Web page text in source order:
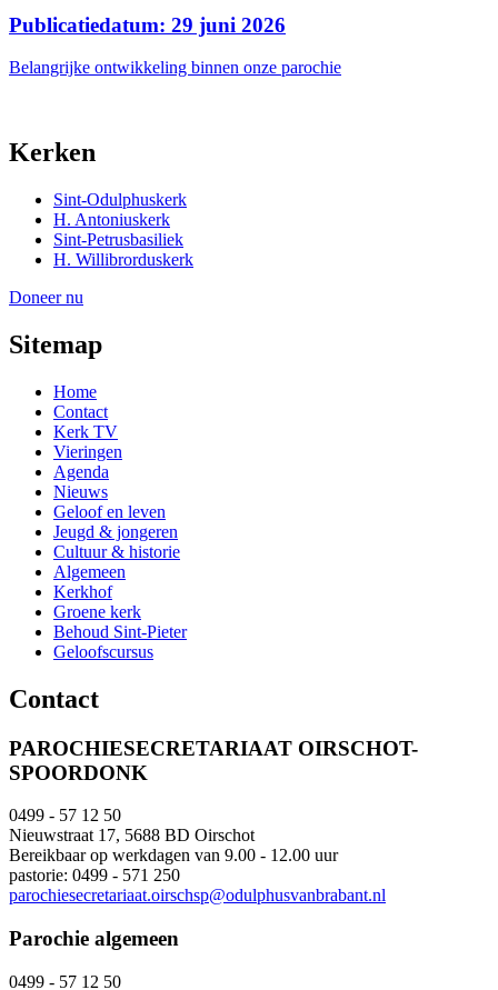
Publicatiedatum: 29 juni 2026
Belangrijke ontwikkeling binnen onze parochie
Kerken
Sint-Odulphuskerk
H. Antoniuskerk
Sint-Petrusbasiliek
H. Willibrorduskerk
Doneer nu
Sitemap
Home
Contact
Kerk TV
Vieringen
Agenda
Nieuws
Geloof en leven
Jeugd & jongeren
Cultuur & historie
Algemeen
Kerkhof
Groene kerk
Behoud Sint-Pieter
Geloofscursus
Contact
PAROCHIESECRETARIAAT OIRSCHOT-
SPOORDONK
0499 - 57 12 50
Nieuwstraat 17, 5688 BD Oirschot
Bereikbaar op werkdagen van 9.00 - 12.00 uur
pastorie: 0499 - 571 250
parochiesecretariaat.oirschsp@odulphusvanbrabant.nl
Parochie algemeen
0499 - 57 12 50